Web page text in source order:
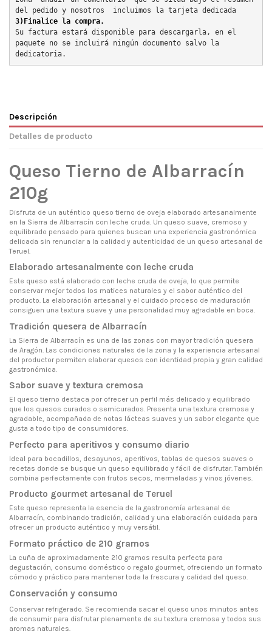
del pedido y nosotros  incluimos la tarjeta dedicada
3)Finalice la compra.
Su factura estará disponible para descargarla, en el
paquete no se incluirá ningún documento salvo la
dedicatoria.
Descripción
Detalles de producto
Queso Tierno de Albarracín
210g
Disfruta de un auténtico queso tierno de oveja elaborado artesanalmente
en la Sierra de Albarracín con leche cruda. Un queso suave, cremoso y
equilibrado pensado para quienes buscan una experiencia gastronómica
delicada sin renunciar a la calidad y autenticidad de un queso artesanal de
Teruel.
Elaborado artesanalmente con leche cruda
Este queso está elaborado con leche cruda de oveja, lo que permite
conservar mejor todos los matices naturales y el sabor auténtico del
producto. La elaboración artesanal y el cuidado proceso de maduración
consiguen una textura suave y una personalidad muy agradable en boca.
Tradición quesera de Albarracín
La Sierra de Albarracín es una de las zonas con mayor tradición quesera
de Aragón. Las condiciones naturales de la zona y la experiencia artesanal
del productor permiten elaborar quesos con identidad propia y gran calidad
gastronómica.
Sabor suave y textura cremosa
El queso tierno destaca por ofrecer un perfil más delicado y equilibrado
que los quesos curados o semicurados. Presenta una textura cremosa y
agradable, acompañada de notas lácteas suaves y un sabor elegante que
gusta a todo tipo de consumidores.
Perfecto para aperitivos y consumo diario
Ideal para bocadillos, desayunos, aperitivos, tablas de quesos suaves o
recetas donde se busque un queso equilibrado y fácil de disfrutar. También
combina perfectamente con frutos secos, mermeladas y vinos jóvenes.
Producto gourmet artesanal de Teruel
Este queso representa la esencia de la gastronomía artesanal de
Albarracín, combinando tradición, calidad y una elaboración cuidada para
ofrecer un producto auténtico y muy versátil.
Formato práctico de 210 gramos
La cuña de aproximadamente 210 gramos resulta perfecta para
degustación, consumo doméstico o regalo gourmet, ofreciendo un formato
cómodo y práctico para mantener toda la frescura y calidad del queso.
Conservación y consumo
Conservar refrigerado. Se recomienda sacar el queso unos minutos antes
de consumir para disfrutar plenamente de su textura cremosa y todos sus
aromas naturales.